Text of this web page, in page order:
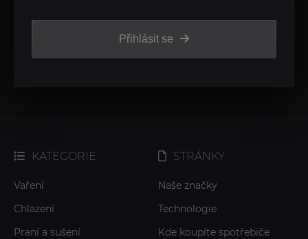
Přihlásit se
KATEGORIE
Vaření
Chlazení
Praní a sušení
STRÁNKY
Naše značky
Technologie
Kde koupíte spotřebiče